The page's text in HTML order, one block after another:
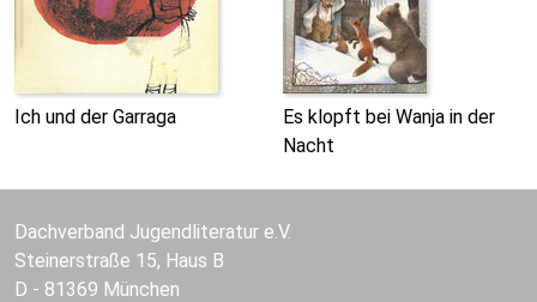
Ich und der Garraga
Es klopft bei Wanja in der
Nacht
Dachverband Jugendliteratur e.V.
Steinerstraße 15, Haus B
D - 81369 München